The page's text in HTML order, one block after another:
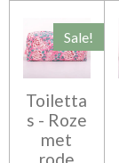
Sale!
Toiletta
s - Roze
met
rode